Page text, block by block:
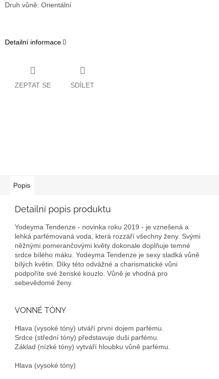
Druh vůně: Orientální
Detailní informace
ZEPTAT SE SDÍLET
Popis
Detailní popis produktu
Yodeyma Tendenze - novinka roku 2019 - je vznešená a
lehká parfémovaná voda, která rozzáří všechny ženy. Svými
něžnými pomerančovými květy dokonale doplňuje temné
srdce bílého máku. Yodeyma Tendenze je sexy sladká vůně
bílých květin. Díky této odvážné a charismatické vůni
podpoříte své ženské kouzlo. Vůně je vhodná pro
sebevědomé ženy.
VONNÉ TÓNY
Hlava (vysoké tóny) utváří první dojem parfému.
Srdce (střední tóny) představuje duši parfému.
Základ (nízké tóny) vytváří hloubku vůně parfému.
Hlava (vysoké tóny)